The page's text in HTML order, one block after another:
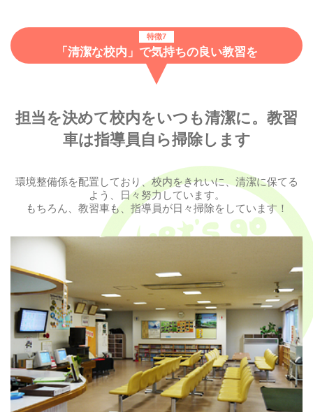
特徴7
「清潔な校内」で気持ちの良い教習を
担当を決めて校内をいつも清潔に。教習
車は指導員自ら掃除します
環境整備係を配置しており、校内をきれいに、清潔に保てる
よう、日々努力しています。
もちろん、教習車も、指導員が日々掃除をしています！